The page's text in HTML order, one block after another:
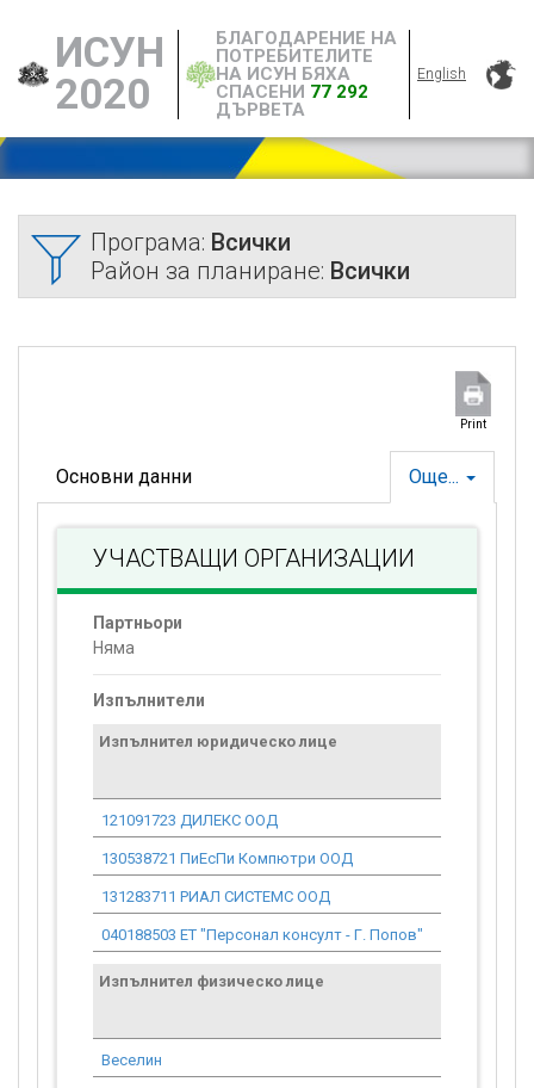
ИСУН
2020
БЛАГОДАРЕНИЕ НА
ПОТРЕБИТЕЛИТЕ
НА ИСУН БЯХА
СПАСЕНИ 77 292
ДЪРВЕТА
English
Програма: Всички
Район за планиране: Всички
Print
Още...
Основни данни
УЧАСТВАЩИ ОРГАНИЗАЦИИ
Партньори
Няма
Изпълнители
Изпълнител юридическо лице
121091723 ДИЛЕКС ООД
130538721 ПиЕсПи Компютри ООД
131283711 РИАЛ СИСТЕМС ООД
040188503 ET "Персонал консулт - Г. Попов"
Изпълнител физическо лице
Веселин